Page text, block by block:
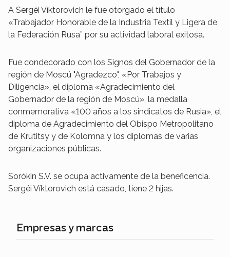
A Sergéi Víktorovich le fue otorgado el título
«Trabajador Honorable de la Industria Textil y Ligera de
la Federación Rusa” por su actividad laboral exitosa.
Fue condecorado con los Signos del Gobernador de la
región de Moscú "Agradezco", «Por Trabajos y
Diligencia», el diploma «Agradecimiento del
Gobernador de la región de Moscú», la medalla
conmemorativa «100 años a los sindicatos de Rusia», el
diploma de Agradecimiento del Obispo Metropolitano
de Krutitsy y de Kolomna y los diplomas de varias
organizaciones públicas.
Sorókin S.V. se ocupa activamente de la beneficencia.
Sergéi Víktorovich está casado, tiene 2 hijas.
Empresas y marcas